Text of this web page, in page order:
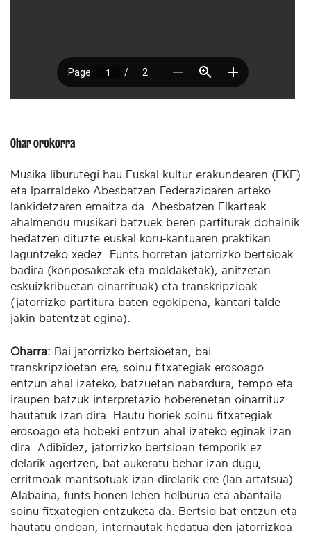
Ohar orokorra
Musika liburutegi hau Euskal kultur erakundearen (EKE)
eta Iparraldeko Abesbatzen Federazioaren arteko
lankidetzaren emaitza da. Abesbatzen Elkarteak
ahalmendu musikari batzuek beren partiturak dohainik
hedatzen dituzte euskal koru-kantuaren praktikan
laguntzeko xedez. Funts horretan jatorrizko bertsioak
badira (konposaketak eta moldaketak), anitzetan
eskuizkribuetan oinarrituak) eta transkripzioak
(jatorrizko partitura baten egokipena, kantari talde
jakin batentzat egina).
Oharra: Bai jatorrizko bertsioetan, bai
transkripzioetan ere, soinu fitxategiak erosoago
entzun ahal izateko, batzuetan nabardura, tempo eta
iraupen batzuk interpretazio hoberenetan oinarrituz
hautatuk izan dira. Hautu horiek soinu fitxategiak
erosoago eta hobeki entzun ahal izateko eginak izan
dira. Adibidez, jatorrizko bertsioan temporik ez
delarik agertzen, bat aukeratu behar izan dugu,
erritmoak mantsotuak izan direlarik ere (lan artatsua).
Alabaina, funts honen lehen helburua eta abantaila
soinu fitxategien entzuketa da. Bertsio bat entzun eta
hautatu ondoan, internautak hedatua den jatorrizkoa